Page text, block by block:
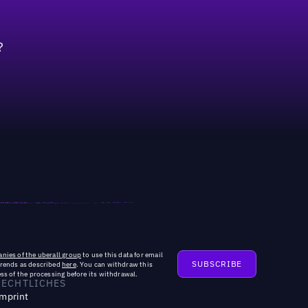
of the uberall groupto use this data for email
as described here. You can withdraw this
of the processing before its withdrawal.